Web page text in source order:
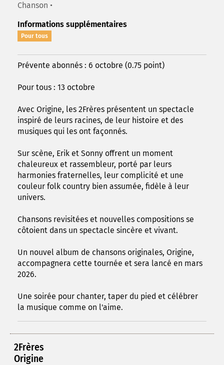
Chanson •
Informations supplémentaires
Pour tous
Prévente abonnés : 6 octobre (0.75 point)
Pour tous : 13 octobre
Avec Origine, les 2Frères présentent un spectacle
inspiré de leurs racines, de leur histoire et des
musiques qui les ont façonnés.
Sur scène, Erik et Sonny offrent un moment
chaleureux et rassembleur, porté par leurs
harmonies fraternelles, leur complicité et une
couleur folk country bien assumée, fidèle à leur
univers.
Chansons revisitées et nouvelles compositions se
côtoient dans un spectacle sincère et vivant.
Un nouvel album de chansons originales, Origine,
accompagnera cette tournée et sera lancé en mars
2026.
Une soirée pour chanter, taper du pied et célébrer
la musique comme on l'aime.
2Frères
Origine